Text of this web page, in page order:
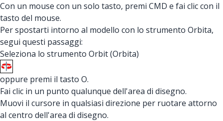
Con un mouse con un solo tasto, premi CMD e fai clic con il
tasto del mouse.
Per spostarti intorno al modello con lo strumento Orbita,
segui questi passaggi:
Seleziona lo strumento Orbit (Orbita)
oppure premi il tasto O.
Fai clic in un punto qualunque dell'area di disegno.
Muovi il cursore in qualsiasi direzione per ruotare attorno
al centro dell'area di disegno.